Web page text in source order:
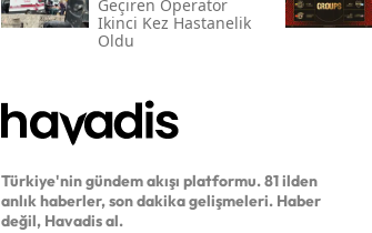
Geçiren Operatör
Ikinci Kez Hastanelik
Oldu
Türkiye'nin gündem akışı platformu. 81 ilden
anlık haberler, son dakika gelişmeleri. Haber
değil, Havadis al.